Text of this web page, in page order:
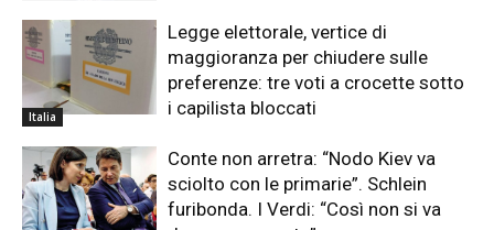
Italia
Legge elettorale, vertice di
maggioranza per chiudere sulle
preferenze: tre voti a crocette sotto
i capilista bloccati
Conte non arretra: “Nodo Kiev va
sciolto con le primarie”. Schlein
furibonda. I Verdi: “Così non si va